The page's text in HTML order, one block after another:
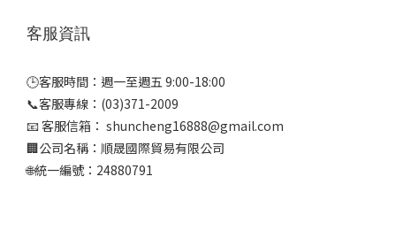
客服資訊
🕒客服時間：週一至週五 9:00-18:00
📞客服專線：(03)371-2009
📧 客服信箱： shuncheng16888@gmail.com
🏢公司名稱：順晟國際貿易有限公司
🌐統一編號：24880791